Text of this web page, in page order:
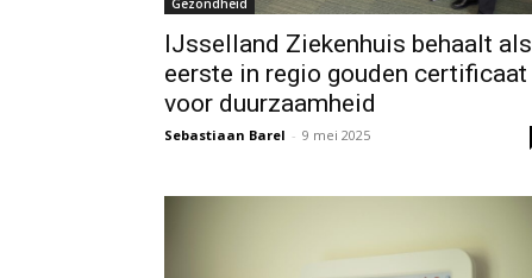
Gezondheid
IJsselland Ziekenhuis behaalt als
eerste in regio gouden certificaat
voor duurzaamheid
Sebastiaan Barel - 9 mei 2025